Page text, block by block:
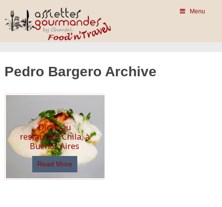
Menu
Pedro Bargero Archive
Dîner au
restaurant Chila, à
Buenos Aires
Read More